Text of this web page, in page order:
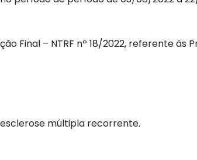
Final – NTRF nº 18/2022, referente às
múltipla recorrente.